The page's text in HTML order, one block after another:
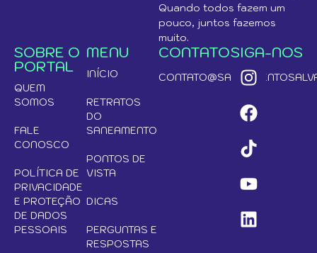
Quando todos fazem um
pouco, juntos fazemos
muito.
SOBRE O
PORTAL
QUEM
SOMOS
FALE
CONOSCO
POLÍTICA DE
PRIVACIDADE
E PROTEÇÃO
DE DADOS
PESSOAIS
MENU
INÍCIO
RETRATOS
DO
SANEAMENTO
PONTOS DE
VISTA
DICAS
PERGUNTAS E
RESPOSTAS
CONTATOSIGA-NOS